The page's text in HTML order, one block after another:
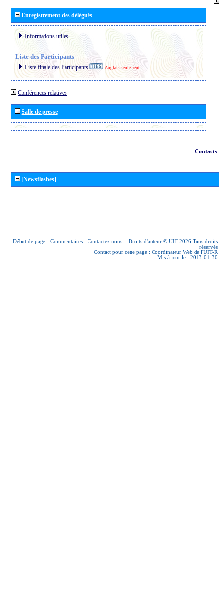
Enregistrement des délégués
Informations utiles
Liste des Participants
Liste finale des Participants Anglais seulement
Conférences relatives
Salle de presse
Contacts
[Newsflashes]
Début de page - Commentaires - Contactez-nous - Droits d'auteur © UIT 2026 Tous droits
réservés
Contact pour cette page : Coordinateur Web de l'UIT-R
Mis à jour le : 2013-01-30